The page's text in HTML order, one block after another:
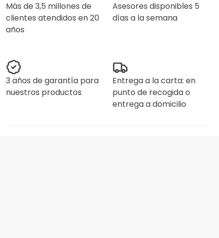
Más de 3,5 millones de
clientes atendidos en 20
años
Asesores disponibles 5
días a la semana
3 años de garantía para
nuestros productos
Entrega a la carta: en
punto de recogida o
entrega a domicilio